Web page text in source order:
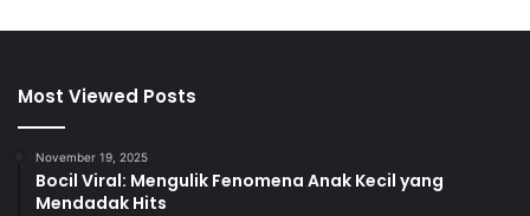
Most Viewed Posts
November 19, 2025
Bocil Viral: Mengulik Fenomena Anak Kecil yang
Mendadak Hits